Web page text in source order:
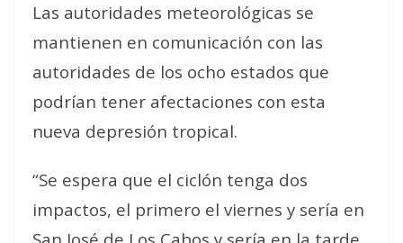
Las autoridades meteorológicas se
mantienen en comunicación con las
autoridades de los ocho estados que
podrían tener afectaciones con esta
nueva depresión tropical.
“Se espera que el ciclón tenga dos
impactos, el primero el viernes y sería en